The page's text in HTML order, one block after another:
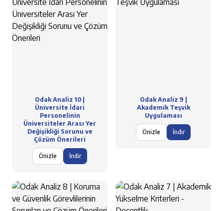
Odak Analiz 10 |
Üniversite İdari
Personelinin
Üniversiteler Arası Yer
Değişikliği Sorunu ve
Çözüm Önerileri
Önizle İndir
Odak Analiz 9 |
Akademik Teşvik
Uygulaması
Önizle İndir